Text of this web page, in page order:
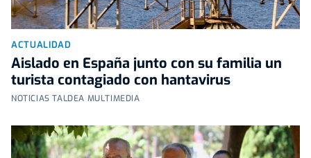
ACTUALIDAD
Aislado en España junto con su familia un
turista contagiado con hantavirus
NOTICIAS TALDEA MULTIMEDIA